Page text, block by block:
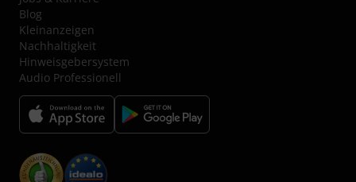
Blog
Kleinanzeigen
Nachhaltigkeit
Hinweisgebersystem
Audio Professionell